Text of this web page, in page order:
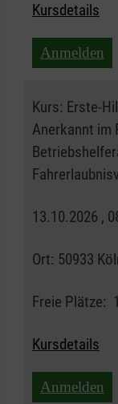
Kursdetails
Anmelden
Kurs: Erste-
Anerkannt im
13.10.2026 ,
Ort: 50933
Freie Plätze:
Kursdetails
Anmelden